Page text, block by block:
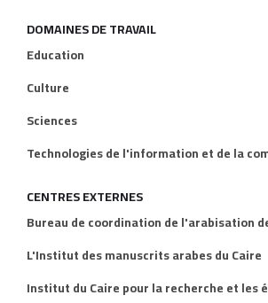
DOMAINES DE TRAVAIL
Education
Culture
Sciences
Technologies de l'information et de la
CENTRES EXTERNES
Bureau de coordination de l'arabisation
L'Institut des manuscrits arabes du Caire
Institut du Caire pour la recherche et les